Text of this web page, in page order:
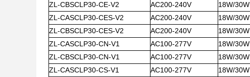
ZL-CBSCLP30-CE-V2
AC200-240V 18W/30W
ZL-CASCLP30-CES-V2
AC200-240V 18W/30W
ZL-CBSCLP30-CES-V2
AC200-240V 18W/30W
ZL-CASCLP30-CN-V1
AC100-277V 18W/30W
ZL-CBSCLP30-CN-V1
AC100-277V 18W/30W
ZL-CASCLP30-CS-V1
AC100-277V 18W/30W